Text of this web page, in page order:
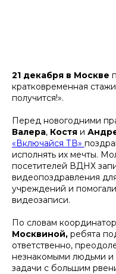
21 декабря в Москве
кратковременная
получится!».
Перед новогодними
Валера, Костя и
«Включайся ТВ»
исполнять их мечты.
посетителей ВДНХ
видеопоздравления
учреждений и
видеозаписи.
По словам
Москвиной, ребята
ответственно,
незнакомыми людьми и
задачи с большим